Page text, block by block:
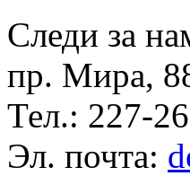
Следи за
пр. Мира,
Тел.: 227-
Эл. почта: